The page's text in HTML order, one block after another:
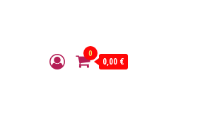
0
0,00 €